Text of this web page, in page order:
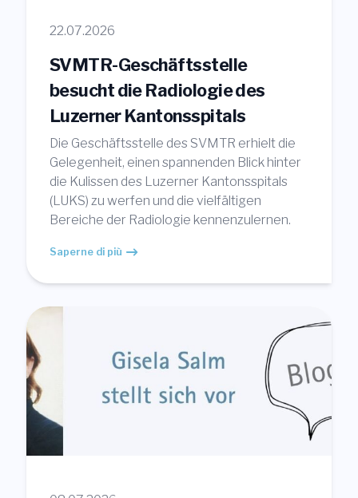
22.07.2026
SVMTR-Geschäftsstelle
besucht die Radiologie des
Luzerner Kantonsspitals
Die Geschäftsstelle des SVMTR erhielt die
Gelegenheit, einen spannenden Blick hinter
die Kulissen des Luzerner Kantonsspitals
(LUKS) zu werfen und die vielfältigen
Bereiche der Radiologie kennenzulernen.
Saperne di più